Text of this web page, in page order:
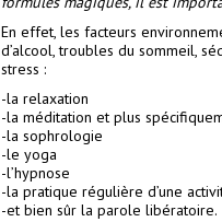
En effet, les facteurs
d’alcool, troubles du sommeil,
stress :
-la relaxation
-la méditation et plus
-la sophrologie
-le yoga
-l’hypnose
-la pratique régulière d’une
-et bien sûr la parole libératoire.